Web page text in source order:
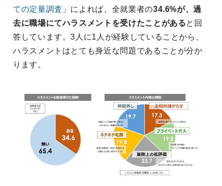
ての定量調査 」によれば、全就業者の34.6%が、過
去に職場にてハラスメントを受けたことがあると回
答しています。3人に1人が経験していることから、
ハラスメントはとても身近な問題であることが分か
ります。